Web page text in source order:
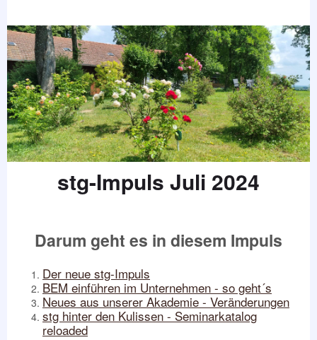
stg-Impuls Juli 2024
Darum geht es in diesem Impuls
Der neue stg-Impuls
BEM einführen im Unternehmen - so geht´s
Neues aus unserer Akademie - Veränderungen
stg hinter den Kulissen - Seminarkatalog
reloaded